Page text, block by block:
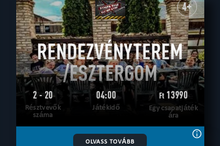
4+
RENDEZVÉNYTEREM
/ESZTERGOM
2 - 20
Résztvevők
száma
04:00
Játékidő
Ft13990
Egy csapatjáték
ára
OLVASS TOVÁBB